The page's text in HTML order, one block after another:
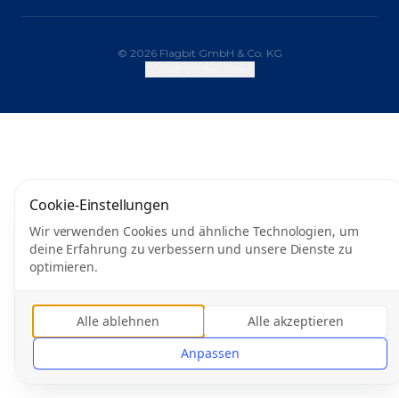
© 2026 Flagbit GmbH & Co. KG
Cookie-Einstellungen
Wir verwenden Cookies und ähnliche Technologien, um
deine Erfahrung zu verbessern und unsere Dienste zu
optimieren.
Alle ablehnen
Alle akzeptieren
Anpassen